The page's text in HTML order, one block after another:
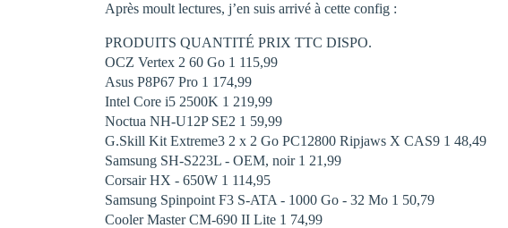
Après moult lectures, j’en suis arrivé à cette config :
PRODUITS QUANTITÉ PRIX TTC DISPO.
OCZ Vertex 2 60 Go 1 115,99 
Asus P8P67 Pro 1 174,99 
Intel Core i5 2500K 1 219,99 
Noctua NH-U12P SE2 1 59,99 
G.Skill Kit Extreme3 2 x 2 Go PC12800 Ripjaws X CAS9 1 48,49 
Samsung SH-S223L - OEM, noir 1 21,99 
Corsair HX - 650W 1 114,95 
Samsung Spinpoint F3 S-ATA - 1000 Go - 32 Mo 1 50,79 
Cooler Master CM-690 II Lite 1 74,99 